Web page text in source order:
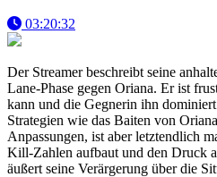
03:20:32
Der Streamer beschreibt seine
Lane-Phase gegen Oriana. Er ist
kann und die Gegnerin ihn
Strategien wie das Baiten von
Anpassungen, ist aber letztendlich
Kill-Zahlen aufbaut und den Druck
äußert seine Verärgerung über die